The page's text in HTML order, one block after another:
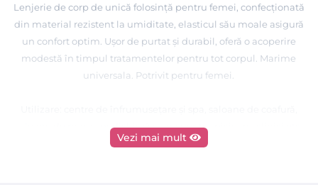
Lenjerie de corp de unică folosință pentru femei, confecționată
din material rezistent la umiditate, elasticul său moale asigură
un confort optim. Ușor de purtat și durabil, oferă o acoperire
modestă în timpul tratamentelor pentru tot corpul. Marime
universala. Potrivit pentru femei.
saloane de masaj, pedichiură și spa pentru picioare, clinici etc.
Vezi mai mult